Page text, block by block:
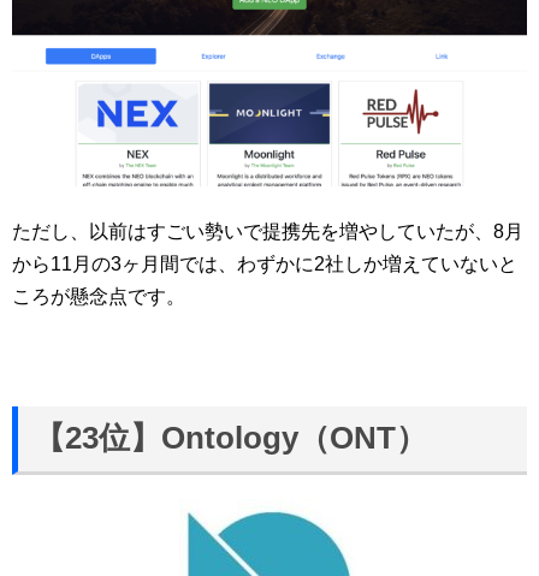
ただし、以前はすごい勢いで提携先を増やしていたが、8月
から11月の3ヶ月間では、わずかに2社しか増えていないと
ころが懸念点です。
【23位】Ontology（ONT）